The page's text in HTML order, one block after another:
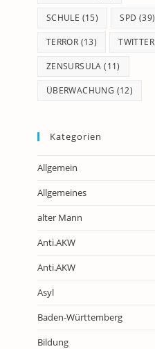
SCHULE (15) SPD (39)
TERROR (13) TWITTER
ZENSURSULA (11)
ÜBERWACHUNG (12)
Kategorien
Allgemein
Allgemeines
alter Mann
Anti.AKW
Anti.AKW
Asyl
Baden-Württemberg
Bildung